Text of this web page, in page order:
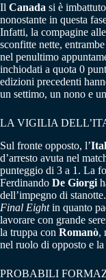
Il Canada si è
nonostante in questa
Infatti, la compagine
sconfitte nette,
nel penultimo
inchiodati a quota 0
edizioni precedenti
un settimo, un nono e
LA VIGILIA
Sul fronte opposto, l’
d’arresto avuta nel
punteggio di 3 a 1. La
Ferdinando De Giorgi
dell’impegno di
Final Eightin quanto
lavorare con grande
la truppa con Romanò,
nel ruolo di opposto e
PROBABILI